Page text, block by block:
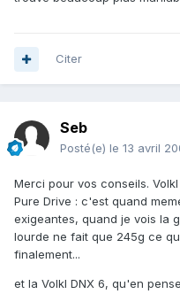
Citer
Seb
Posté(e) le 13 avril
Merci pour vos conseils.
Pure Drive : c'est quand
exigeantes, quand je vois la
lourde ne fait que 245g ce
finalement...
et la Volkl DNX 6, qu'en